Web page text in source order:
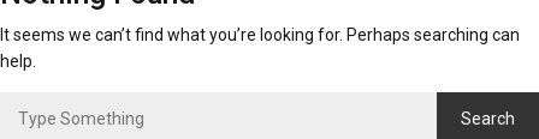
It seems we can’t find what you’re looking for. Perhaps searching can
help.
for: